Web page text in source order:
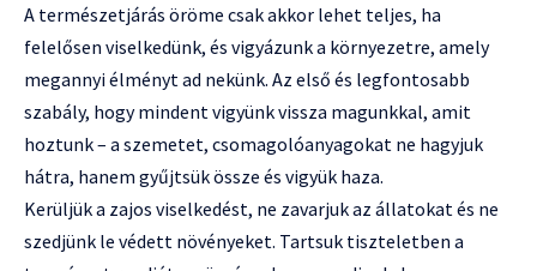
A természetjárás öröme csak akkor lehet teljes, ha
felelősen viselkedünk, és vigyázunk a környezetre, amely
megannyi élményt ad nekünk. Az első és legfontosabb
szabály, hogy mindent vigyünk vissza magunkkal, amit
hoztunk – a szemetet, csomagolóanyagokat ne hagyjuk
hátra, hanem gyűjtsük össze és vigyük haza.
Kerüljük a zajos viselkedést, ne zavarjuk az állatokat és ne
szedjünk le védett növényeket. Tartsuk tiszteletben a